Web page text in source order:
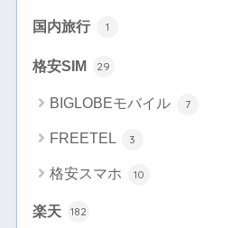
国内旅行 1
格安SIM 29
BIGLOBEモバイル 7
FREETEL 3
格安スマホ 10
楽天 182